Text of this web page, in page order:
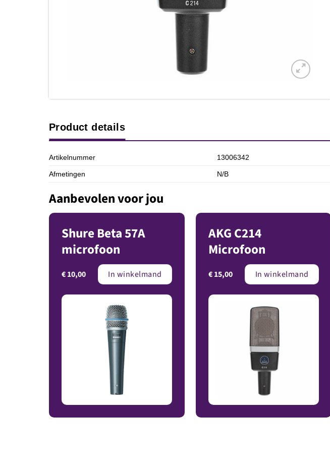
Product details
Artikelnummer 13006342
Afmetingen N/B
Aanbevolen voor jou
Shure Beta 57A
microfoon
€10,00 In winkelmand
AKG C214
Microfoon
€15,00 In winkelmand